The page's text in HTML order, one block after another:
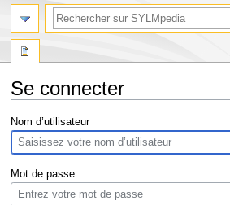
Se connecter
Aller
à
la
navigation
Aller
à
la
recherche
Nom d’utilisateur
Mot de passe